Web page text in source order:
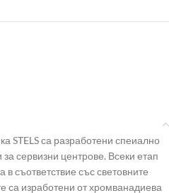
STELS са разработени спеиално
сервизни центрове. Всеки етап
в съответствие със световните
са изработени от хромванадиева